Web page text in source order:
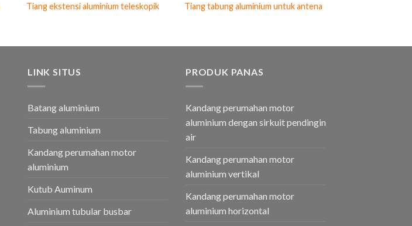
Tiang ekstensi aluminium teleskopik Tiang tabung aluminium untuk antena
LINK SITUS
Batang aluminium
Tabung aluminium
Kandang perumahan motor
aluminium
Kutub Auminum
Aluminium tubular busbar
PRODUK PANAS
Kandang perumahan motor
aluminium dengan sirkuit pendingin
air
Kandang perumahan motor
aluminium vertikal
Kandang perumahan motor
aluminium horizontal